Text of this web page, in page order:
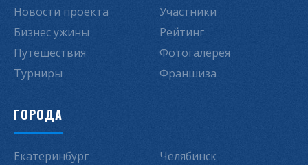
Новости проекта
Бизнес ужины
Путешествия
Турниры
Участники
Рейтинг
Фотогалерея
Франшиза
ГОРОДА
Екатеринбург
Челябинск